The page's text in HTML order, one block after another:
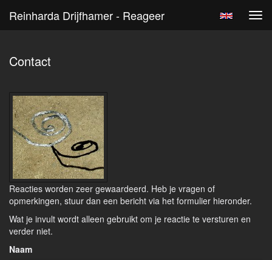
Reinharda Drijfhamer - Reageer
Contact
Reacties worden zeer gewaardeerd. Heb je vragen of
opmerkingen, stuur dan een bericht via het formulier hieronder.
Wat je invult wordt alleen gebruikt om je reactie te versturen en
verder niet.
Naam